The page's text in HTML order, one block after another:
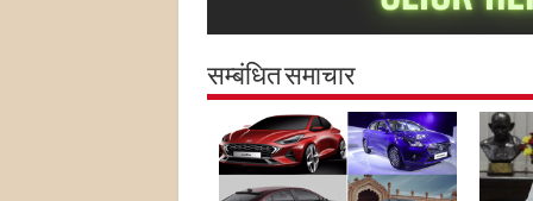
सम्बंधित समाचार